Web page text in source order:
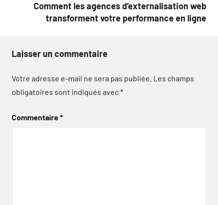
Comment les agences d’externalisation web
transforment votre performance en ligne
Laisser un commentaire
Votre adresse e-mail ne sera pas publiée. Les champs
obligatoires sont indiqués avec*
Commentaire*